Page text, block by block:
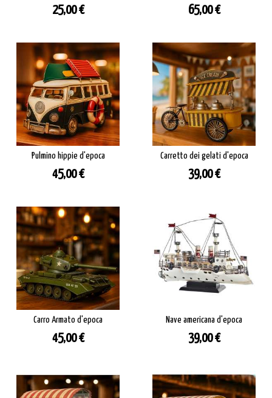
Prezzo
25,00 € Prezzo
65,00 €
Pulmino hippie d'epoca
Prezzo
45,00 €
Carretto dei gelati d'epoca
Prezzo
39,00 €
Carro Armato d'epoca
Prezzo
45,00 €
Nave americana d'epoca
Prezzo
39,00 €